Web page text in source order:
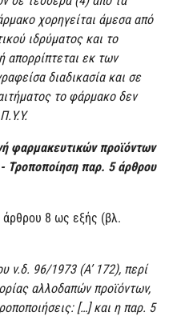
χορηγείται άμεσα από
ιδρύματος και το
απορρίπτεται εκ των
διαδικασία και σε
το φάρμακο δεν
φαρμακευτικών προϊόντων
Τροποποίηση παρ. 5 άρθρου
8 ως εξής (βλ.
ν.δ. 96/1973 (Α’ 172), περί
αλλοδαπών προϊόντων,
[…] και η παρ. 5